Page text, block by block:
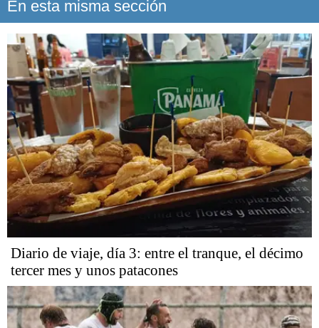
En esta misma sección
Diario de viaje, día 3: entre el tranque, el décimo
tercer mes y unos patacones